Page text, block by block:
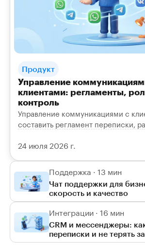
Продукт
Управление
клиентами: регламенты,
контроль
Управление коммуникациями с
составить регламент переписки,
и собрать отчёты.
24 июля 2026 г.
Поддержка · 13 мин
Чат поддержки для
скорость и качество
Интеграции · 16 мин
CRM и мессенджеры:
переписки и не терять